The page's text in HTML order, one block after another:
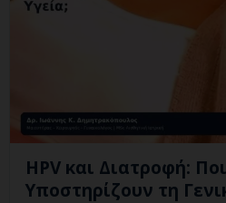
HPV και Διατροφή:
Υποστηρίζουν τη